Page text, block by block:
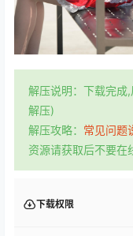
解压说明：下载完成
解压)
解压攻略： 常见问题
资源请获取后不要在
下载权限